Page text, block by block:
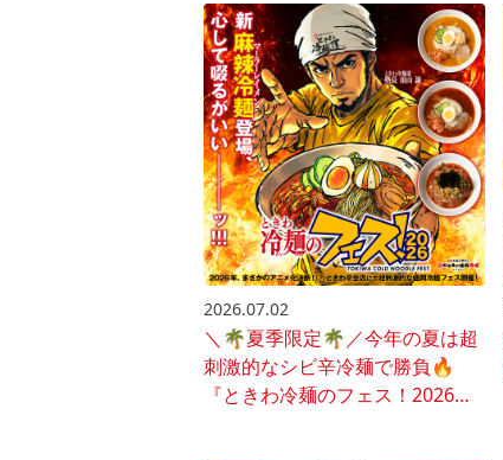
2026.07.02
＼🌴夏季限定🌴／今年の夏は超
刺激的なシビ辛冷麺で勝負🔥
『ときわ冷麺のフェス！2026』